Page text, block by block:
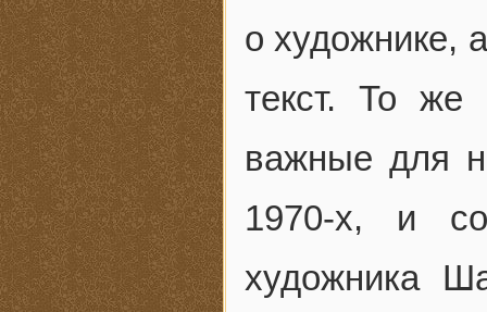
о художнике,
текст. То
важные для
1970‐х, и
художника